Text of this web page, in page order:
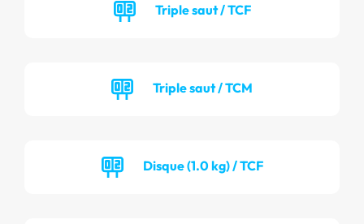
Triple saut / TCF
Triple saut / TCM
Disque (1.0 kg) / TCF